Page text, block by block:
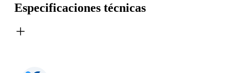
Especificaciones técnicas